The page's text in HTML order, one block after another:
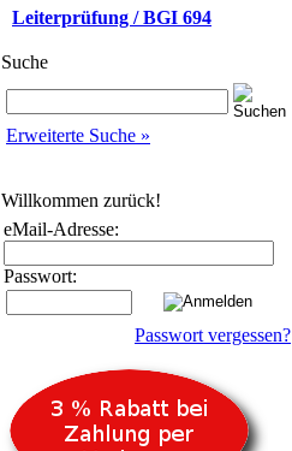
Leiterprüfung / BGI 694
Suche
Erweiterte Suche »
Willkommen zurück!
eMail-Adresse:
Passwort:
Passwort vergessen?